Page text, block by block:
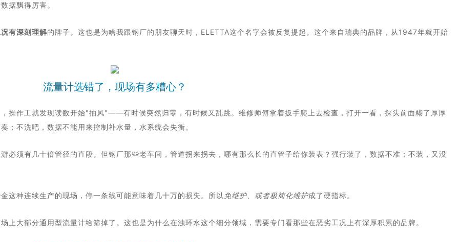
据飘得厉害。
有深刻理解的牌子。这也是为啥我跟钢厂的朋友聊天时，ELETTA这个名字会被反复提起。这个来自瑞典的品牌，从1947年就开始
流量计选错了，现场有多糟心？
操作工就发现读数开始"抽风"——有时候突然归零，有时候又乱跳。维修师傅拿着扳手爬上去检查，打开一看，探头前面糊了厚厚
；不洗吧，数据不能用来控制补水量，水系统会失衡。
必须有几十倍管径的直段。但钢厂那些老车间，管道拐来拐去，哪有那么长的直管子给你装表？强行装了，数据不准；不装，又没
这种连续生产的现场，停一条线可能意味着几十万的损失。所以 免维护、或者极简化维护成了硬指标。
大部分通用型流量计给筛掉了。这也是为什么在浊环水这个细分领域，需要专门看那些在恶劣工况上有深厚积累的品牌。